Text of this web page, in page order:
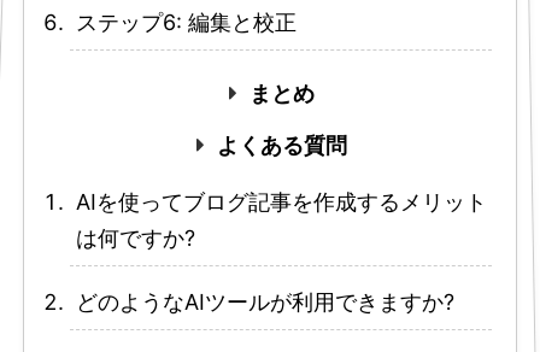
ステップ6: 編集と校正
まとめ
よくある質問
AIを使ってブログ記事を作成するメリット
は何ですか?
どのようなAIツールが利用できますか?